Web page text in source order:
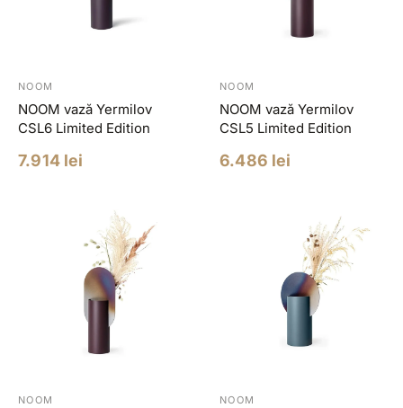
NOOM
NOOM vază Yermilov
CSL6 Limited Edition
Pret
7.914 lei
NOOM
NOOM vază Yermilov
CSL5 Limited Edition
Pret
6.486 lei
NOOM NOOM